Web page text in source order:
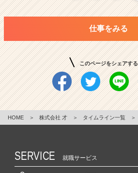
仕事をみる
このページをシェアする
HOME ＞ 株式会社 才 ＞ タイムライン一覧 ＞
SERVICE 就職サービス